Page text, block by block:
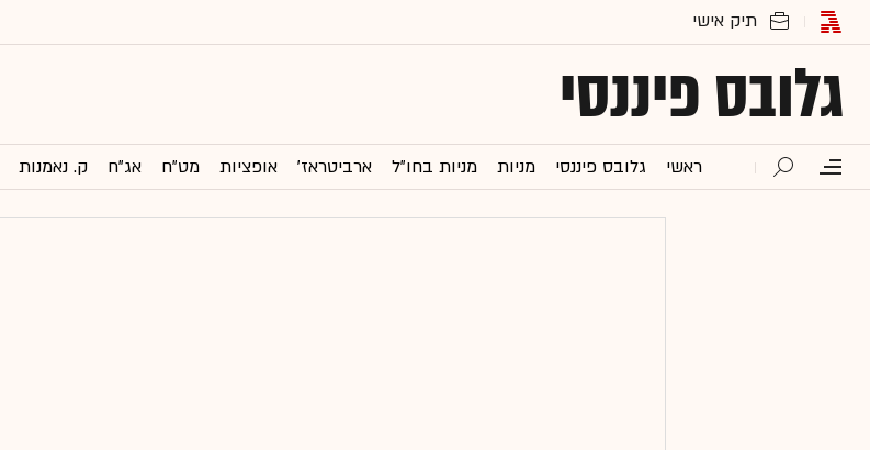
גלובס פיננסי
ראשי גלובס פיננסי מניות מניות בחו"ל ארביטראז' אופציות מט"ח אג"ח ק. נאמנות